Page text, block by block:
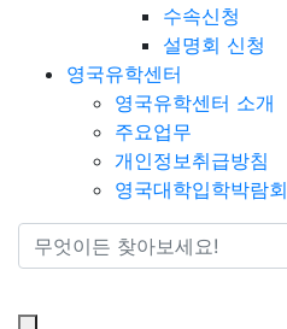
수속신청
설명회 신청
영국유학센터
영국유학센터 소개
주요업무
개인정보취급방침
영국대학입학박람회
통합검색